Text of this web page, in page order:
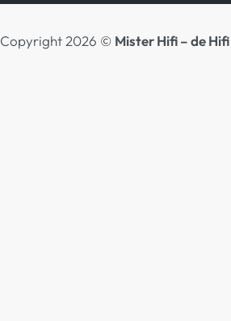
Copyright 2026 © Mister Hifi – de